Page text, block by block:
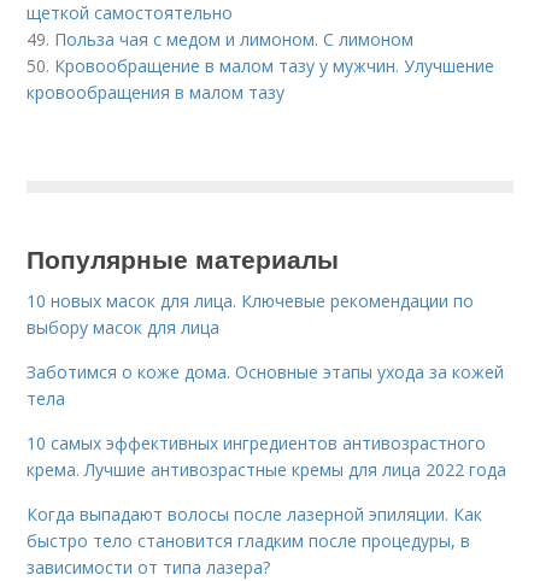
щеткой самостоятельно
49. Польза чая с медом и лимоном. С лимоном
50. Кровообращение в малом тазу у мужчин. Улучшение
кровообращения в малом тазу
Популярные материалы
10 новых масок для лица. Ключевые рекомендации по
выбору масок для лица
Заботимся о коже дома. Основные этапы ухода за кожей
тела
10 самых эффективных ингредиентов антивозрастного
крема. Лучшие антивозрастные кремы для лица 2022 года
Когда выпадают волосы после лазерной эпиляции. Как
быстро тело становится гладким после процедуры, в
зависимости от типа лазера?